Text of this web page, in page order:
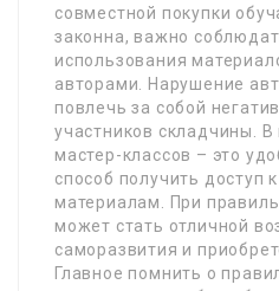
совместной покупки
законна, важно
использования
авторами. Нарушение
повлечь за собой
участников складчины.
мастер-классов – это
способ получить
материалам. При
может стать отличной
саморазвития и
Главное помнить о